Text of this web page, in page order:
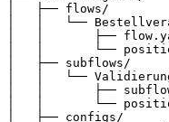
│   ├── flows/
│   │   └──
│   │       ├──
│   │       └──
│   ├── subflows/
│   │   └──
│   │       ├──
│   │       └──
│   ├── configs/